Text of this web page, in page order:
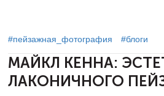
#пейзажная_фотография #блоги
МАЙКЛ КЕННА:
ЛАКОНИЧНОГО